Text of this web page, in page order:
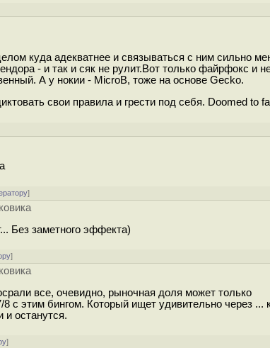
куда адекватнее и связываться с ним сильно
- и так и сяк не рулит.Вот только файрфокс и
А у нокии - MicroB, тоже на основе Gecko.
свои правила и грести под себя. Doomed to
]
Без заметного эффекта)
]
все, очевидно, рыночная доля может только
с этим бингом. Который ищет удивительно через ...
и останутся.
]